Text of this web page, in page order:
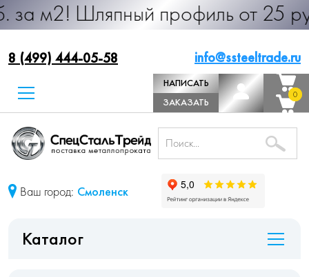
профиль от 25 руб. за
8 (499) 444-05-58 info@ssteeltrade.ru
НАПИСАТЬ
ДИРЕКТОРУ
ЗАКАЗАТЬ
ЗВОНОК
0
0
Ваш город: Смоленск
Каталог